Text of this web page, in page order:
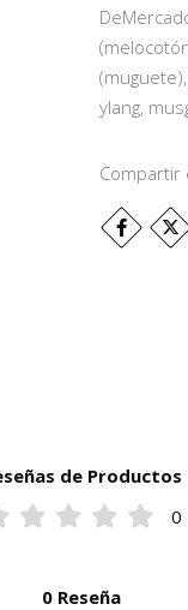
ylang,
de Productos
0
0 Reseña